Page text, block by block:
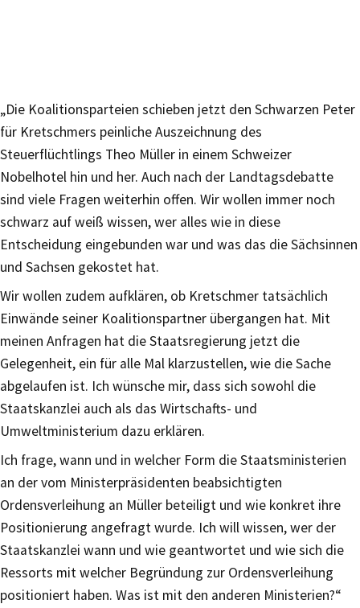
„Die Koalitionsparteien schieben jetzt den Schwarzen Peter
für Kretschmers peinliche Auszeichnung des
Steuerflüchtlings Theo Müller in einem Schweizer
Nobelhotel hin und her. Auch nach der Landtagsdebatte
sind viele Fragen weiterhin offen. Wir wollen immer noch
schwarz auf weiß wissen, wer alles wie in diese
Entscheidung eingebunden war und was das die Sächsinnen
und Sachsen gekostet hat.
Wir wollen zudem aufklären, ob Kretschmer tatsächlich
Einwände seiner Koalitionspartner übergangen hat. Mit
meinen Anfragen hat die Staatsregierung jetzt die
Gelegenheit, ein für alle Mal klarzustellen, wie die Sache
abgelaufen ist. Ich wünsche mir, dass sich sowohl die
Staatskanzlei auch als das Wirtschafts- und
Umweltministerium dazu erklären.
Ich frage, wann und in welcher Form die Staatsministerien
an der vom Ministerpräsidenten beabsichtigten
Ordensverleihung an Müller beteiligt und wie konkret ihre
Positionierung angefragt wurde. Ich will wissen, wer der
Staatskanzlei wann und wie geantwortet und wie sich die
Ressorts mit welcher Begründung zur Ordensverleihung
positioniert haben. Was ist mit den anderen Ministerien?“